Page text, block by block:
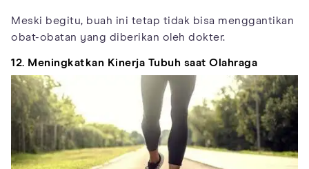
Meski begitu, buah ini tetap tidak bisa menggantikan
obat-obatan yang diberikan oleh dokter.
12. Meningkatkan Kinerja Tubuh saat Olahraga